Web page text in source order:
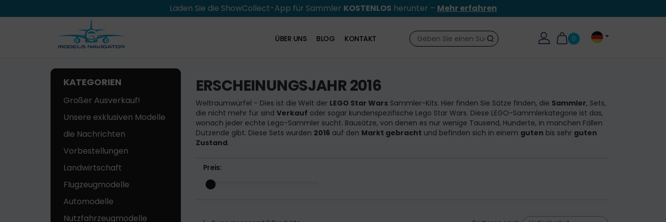
Laden Sie die ShowCollect-App für Sammler KOSTENLOS herunter – Mehr erfahren
0
Suche
ÜBER UNS BLOG KONTAKT
KATEGORIEN
Großer Ausverkauf!
Unsere exklusiven Modelle
die Nachrichten
Vorbestellungen
Landwirtschaft
Flugzeugmodelle
Automodelle
Nutzfahrzeugmodelle
ERSCHEINUNGSJAHR 2016
Weltraumwürfel - Dies ist die Welt der LEGO Star WarsSammler-Kits. Hier finden Sie Sätze finden, die Sammler, Sets,
die nicht mehr für sind Verkauf oder sogar kundenspezifische Lego Star Wars. Diese LEGO-Sammlerkategorie ist das,
wonach jeder echte Lego-Sammler sucht. Bausätze, von denen es nur wenige Tausend, Hunderte, in manchen Fällen
Dutzende gibt. Diese Sets wurden 2016auf den Markt gebracht und befinden sich in einem guten bis sehr guten
Zustand.
Preis: